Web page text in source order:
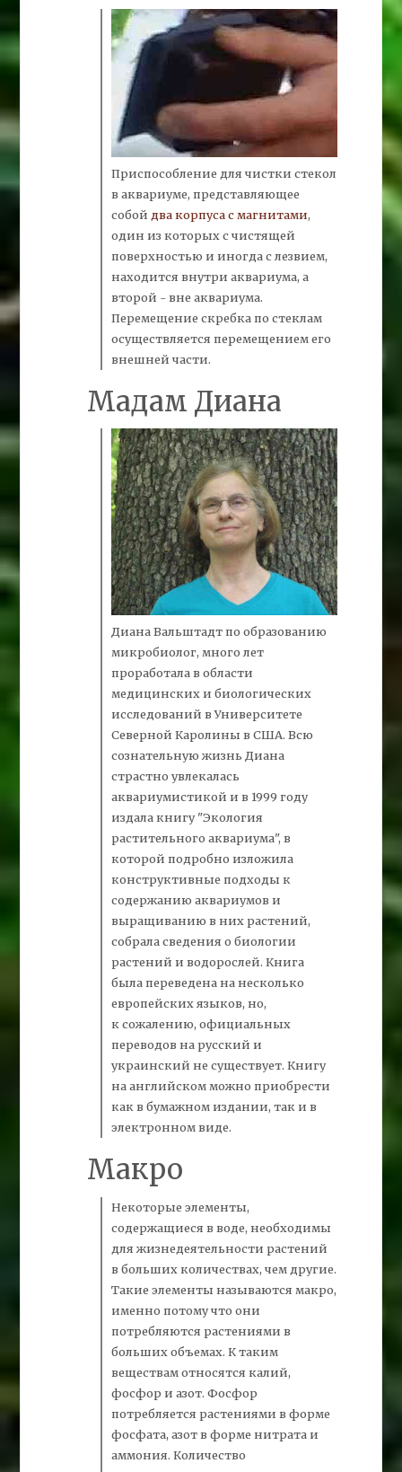
Приспособление для чистки стекол
в аквариуме, представляющее
собой два корпуса с магнитами,
один из которых с чистящей
поверхностью и иногда с лезвием,
находится внутри аквариума, а
второй - вне аквариума.
Перемещение скребка по стеклам
осуществляется перемещением его
внешней части.
Мадам Диана
Диана Вальштадтпо образованию
микробиолог, много лет
проработала в области
медицинских и биологических
исследований в Университете
Северной Каролины в США. Всю
сознательную жизнь Диана
страстно увлекалась
аквариумистикой и в 1999 году
издала книгу "Экология
растительного аквариума", в
которой подробно изложила
конструктивные подходы к
содержанию аквариумов и
выращиванию в них растений,
собрала сведения о биологии
растений и водорослей. Книга
была переведена на несколько
европейских языков, но,
к сожалению, официальных
переводов на русский и
украинский не существует. Книгу
на английском можно приобрести
как в бумажном издании, так и в
электронном виде.
Макро
Некоторые элементы,
содержащиеся в воде, необходимы
для жизнедеятельности растений
в больших количествах, чем другие.
Такие элементы называются макро,
именно потому что они
потребляются растениями в
больших объемах. К таким
веществам относятся калий,
фосфор и азот. Фосфор
потребляется растениями в форме
фосфата, азот в форме нитрата и
аммония. Количество